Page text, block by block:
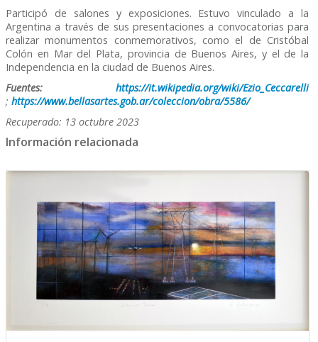
Participó de salones y exposiciones. Estuvo vinculado a la
Argentina a través de sus presentaciones a convocatorias para
realizar monumentos conmemorativos, como el de Cristóbal
Colón en Mar del Plata, provincia de Buenos Aires, y el de la
Independencia en la ciudad de Buenos Aires.
Fuentes:
https://it.wikipedia.org/wiki/Ezio_Ceccarelli
; https://www.bellasartes.gob.ar/coleccion/obra/5586/
Recuperado: 13 octubre 2023
Información relacionada